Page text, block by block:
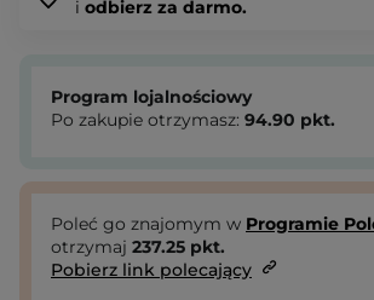
i odbierz za darmo.
Program lojalnościowy
Po zakupie otrzymasz: 94.90 pkt.
Poleć go znajomym w Programie
otrzymaj 237.25 pkt.
Pobierz link polecający